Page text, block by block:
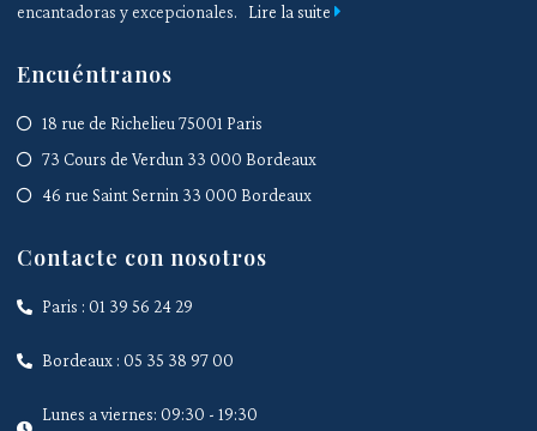
encantadoras y excepcionales. Lire la suite
Encuéntranos
18 rue de Richelieu 75001 Paris
73 Cours de Verdun 33 000 Bordeaux
46 rue Saint Sernin 33 000 Bordeaux
Contacte con nosotros
Paris : 01 39 56 24 29
Bordeaux : 05 35 38 97 00
Lunes a viernes: 09:30 - 19:30